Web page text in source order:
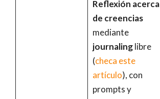
Reflexión acerca
de creencias
mediante
journalinglibre
(checa este
artículo), con
prompts y